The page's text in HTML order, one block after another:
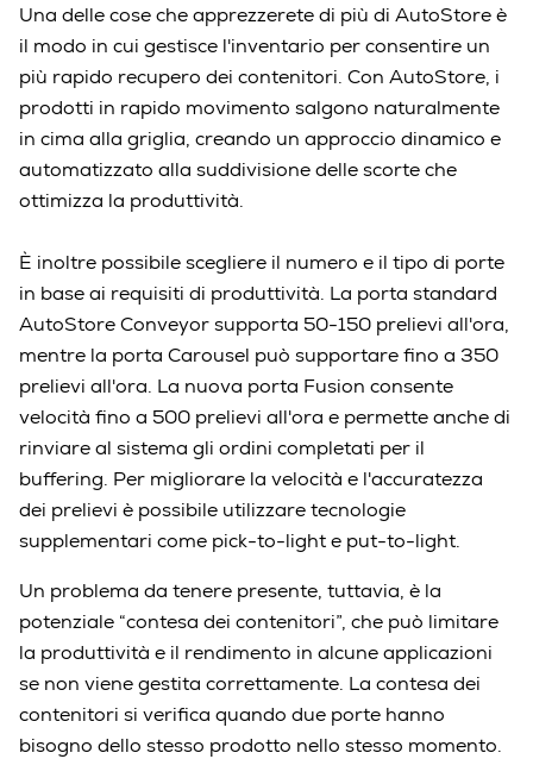
Una delle cose che apprezzerete di più di AutoStore è
il modo in cui gestisce l'inventario per consentire un
più rapido recupero dei contenitori. Con AutoStore, i
prodotti in rapido movimento salgono naturalmente
in cima alla griglia, creando un approccio dinamico e
automatizzato alla suddivisione delle scorte che
ottimizza la produttività.
È inoltre possibile scegliere il numero e il tipo di porte
in base ai requisiti di produttività. La porta standard
AutoStore Conveyor supporta 50-150 prelievi all'ora,
mentre la porta Carousel può supportare fino a 350
prelievi all'ora. La nuova porta Fusion consente
velocità fino a 500 prelievi all'ora e permette anche di
rinviare al sistema gli ordini completati per il
buffering. Per migliorare la velocità e l'accuratezza
dei prelievi è possibile utilizzare tecnologie
supplementari come pick-to-light e put-to-light.
Un problema da tenere presente, tuttavia, è la
potenziale “contesa dei contenitori”, che può limitare
la produttività e il rendimento in alcune applicazioni
se non viene gestita correttamente. La contesa dei
contenitori si verifica quando due porte hanno
bisogno dello stesso prodotto nello stesso momento.